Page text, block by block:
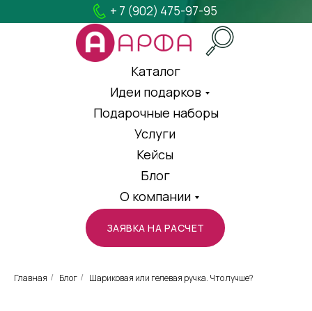
Каталог
Идеи подарков
Подарочные наборы
Кейсы
Блог
Услуги
О компании
+ 7 (902) 475-97-95
ЗАЯВКА НА РАСЧЕТ
Главная / Блог / Шариковая или гелевая ручка. Что лучше?